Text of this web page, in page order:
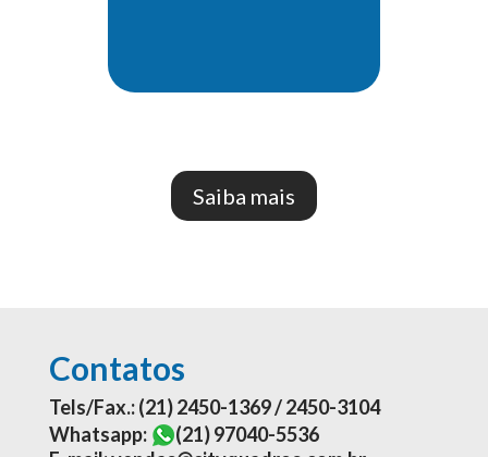
Saiba mais
Contatos
Tels/Fax.: (21) 2450-1369 / 2450-3104
Whatsapp:
(21) 97040-5536